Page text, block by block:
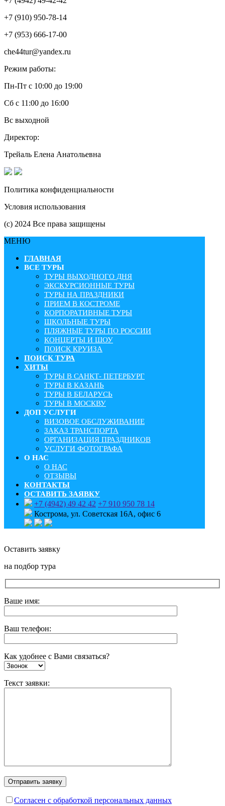
+7 (910) 950-78-14
+7 (953) 666-17-00
che44tur@yandex.ru
Режим работы:
Пн-Пт с 10:00 до 19:00
Сб с 11:00 до 16:00
Вс выходной
Директор:
Трейаль Елена Анатольевна
Политика конфиденциальности
Условия использования
(с) 2024 Все права защищены
МЕНЮ
ГЛАВНАЯ
ВСЕ ТУРЫ
ТУРЫ ВЫХОДНОГО ДНЯ
ЭКСКУРСИОННЫЕ ТУРЫ
ТУРЫ НА ПРАЗДНИКИ
ПРИЕМ В КОСТРОМЕ
КОРПОРАТИВНЫЕ ТУРЫ
ШКОЛЬНЫЕ ТУРЫ
ПЛЯЖНЫЕ ТУРЫ ПО РОССИИ
КОНЦЕРТЫ И ШОУ
ПОИСК КРУИЗА
ПОИСК ТУРА
ХИТЫ
ТУРЫ В САНКТ- ПЕТЕРБУРГ
ТУРЫ В КАЗАНЬ
ТУРЫ В БЕЛАРУСЬ
ТУРЫ В МОСКВУ
ДОП УСЛУГИ
ВИЗОВОЕ ОБСЛУЖИВАНИЕ
ЗАКАЗ ТРАНСПОРТА
ОРГАНИЗАЦИЯ ПРАЗДНИКОВ
УСЛУГИ ФОТОГРАФА
О НАС
О НАС
ОТЗЫВЫ
КОНТАКТЫ
ОСТАВИТЬ ЗАЯВКУ
+7 (4942) 49 42 42 +7 910 950 78 14
Кострома, ул. Советская 16А, офис 6
Оставить заявку
на подбор тура
Ваше имя:
Ваш телефон:
Как удобнее с Вами связаться?
Текст заявки:
Согласен с обработкой персональных данных